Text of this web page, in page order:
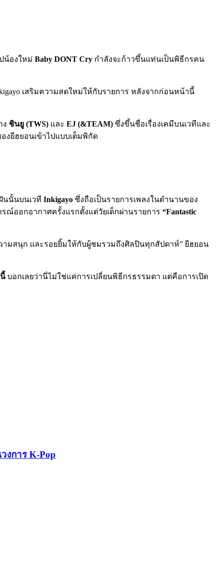
น้องใหม่ Baby DONT Cry กำลังจะก้าวขึ้นแท่นเป็นพิธีกรคน
เสริมความสดใหม่ให้กับรายการ หลังจากก่อนหน้านี้
ง ชินยู (TWS) และ EJ (&TEAM) ซึ่งขึ้นชื่อเรื่องเคมีบนเวทีและ
งยีฮยอนเข้าไปแบบเต็มพิกัด
นนั้นบนเวที Inkigayo ซึ่งถือเป็นรายการเพลงในตำนานของ
รณ์ออกอากาศครั้งแรกตั้งแต่วัยเด็กผ่านรายการ “Fantastic
มสนุก และรอยยิ้มให้กับผู้ชมรวมถึงศิลปินทุกสัปดาห์” ยีฮยอน
บอกเลยว่านี่ไม่ใช่แค่การเปลี่ยนพิธีกรธรรมดา แต่คือการเปิด
งการ K‑Pop